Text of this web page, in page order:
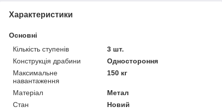
Характеристики
Основні
Кількість ступенів
3 шт.
Конструкція драбини
Одностороння
Максимальне
навантаження
150 кг
Матеріал
Метал
Стан
Новий